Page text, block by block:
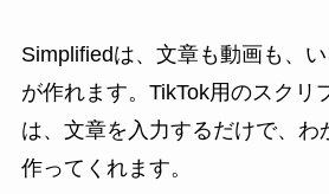
Simplifiedは、文章も動画も、
が作れます。TikTok用のスクリ
は、文章を入力するだけで、わ
作ってくれます。